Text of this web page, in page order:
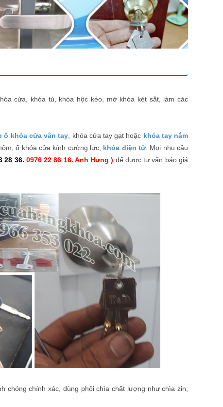
cửa, khóa tủ, khóa hộc kéo, mở khóa két sắt, làm các
ổ khóa cửa vân tay , khóa cửa tay gạt hoặc khóa tay nắm
ổ khóa cửa kính cường lực, khóa điện tử. Mọi nhu cầu
28 36. 0976 22 86 16. Anh Hưng ) để được tư vấn báo giá
chóng chính xác, dùng phôi chìa chất lượng như chìa zin,